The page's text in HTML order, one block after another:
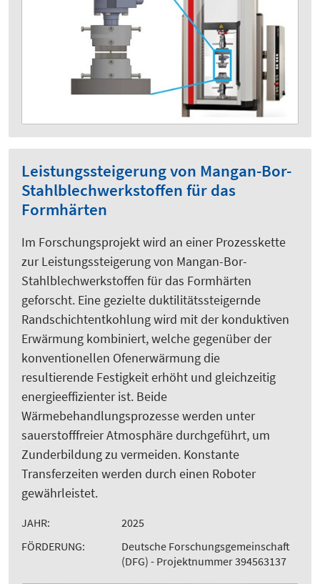
Leistungssteigerung von Mangan-Bor-
Stahlblechwerkstoffen für das
Formhärten
Im Forschungsprojekt wird an einer Prozesskette
zur Leistungssteigerung von Mangan-Bor-
Stahlblechwerkstoffen für das Formhärten
geforscht. Eine gezielte duktilitätssteigernde
Randschichtentkohlung wird mit der konduktiven
Erwärmung kombiniert, welche gegenüber der
konventionellen Ofenerwärmung die
resultierende Festigkeit erhöht und gleichzeitig
energieeffizienter ist. Beide
Wärmebehandlungsprozesse werden unter
sauerstofffreier Atmosphäre durchgeführt, um
Zunderbildung zu vermeiden. Konstante
Transferzeiten werden durch einen Roboter
gewährleistet.
JAHR:
2025
FÖRDERUNG:
Deutsche Forschungsgemeinschaft
(DFG) - Projektnummer 394563137